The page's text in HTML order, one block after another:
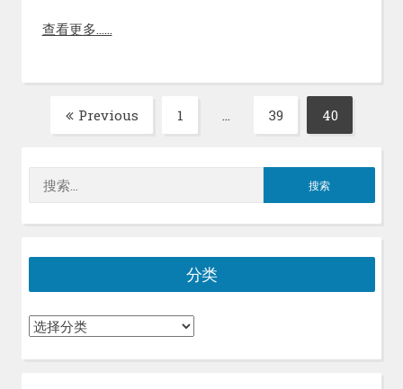
查看更多……
Previous Page
1 39 40
索：
分类
分